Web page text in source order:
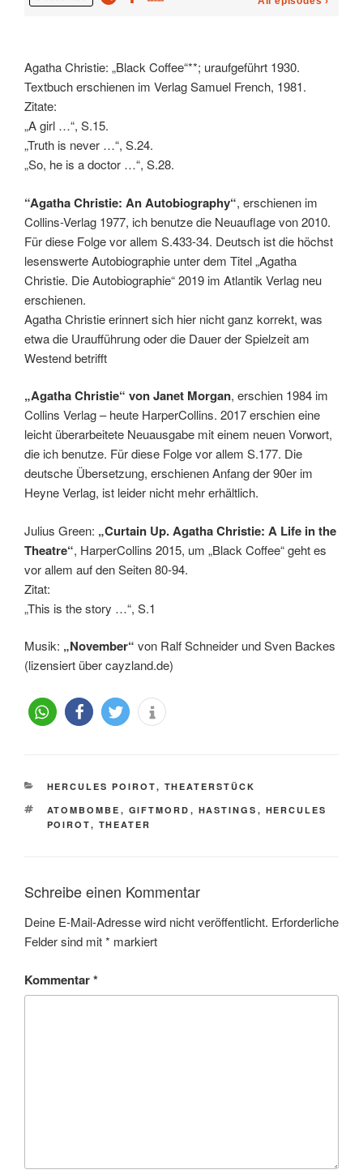
Agatha Christie: „Black Coffee“**; uraufgeführt 1930.
Textbuch erschienen im Verlag Samuel French, 1981.
Zitate:
„A girl …“, S.15.
„Truth is never …“, S.24.
„So, he is a doctor …“, S.28.
“Agatha Christie: An Autobiography“, erschienen im
Collins-Verlag 1977, ich benutze die Neuauflage von 2010.
Für diese Folge vor allem S.433-34. Deutsch ist die höchst
lesenswerte Autobiographie unter dem Titel „Agatha
Christie. Die Autobiographie“ 2019 im Atlantik Verlag neu
erschienen.
Agatha Christie erinnert sich hier nicht ganz korrekt, was
etwa die Uraufführung oder die Dauer der Spielzeit am
Westend betrifft
„Agatha Christie“ von Janet Morgan, erschien 1984 im
Collins Verlag – heute HarperCollins. 2017 erschien eine
leicht überarbeitete Neuausgabe mit einem neuen Vorwort,
die ich benutze. Für diese Folge vor allem S.177. Die
deutsche Übersetzung, erschienen Anfang der 90er im
Heyne Verlag, ist leider nicht mehr erhältlich.
Julius Green: „Curtain Up. Agatha Christie: A Life in the
Theatre“, HarperCollins 2015, um „Black Coffee“ geht es
vor allem auf den Seiten 80-94.
Zitat:
„This is the story …“, S.1
Musik: „November“ von Ralf Schneider und Sven Backes
(lizensiert über cayzland.de)
KATEGORIEN
HERCULES POIROT, THEATERSTÜCK
SCHLAGWÖRTER
ATOMBOMBE , GIFTMORD , HASTINGS , HERCULES
POIROT, THEATER
Schreibe einen Kommentar
Deine E-Mail-Adresse wird nicht veröffentlicht. Erforderliche
Felder sind mit* markiert
Kommentar*